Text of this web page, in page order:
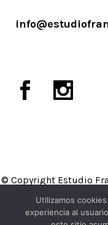
© Copyright Estudio
Política
Utilizamos
experiencia al